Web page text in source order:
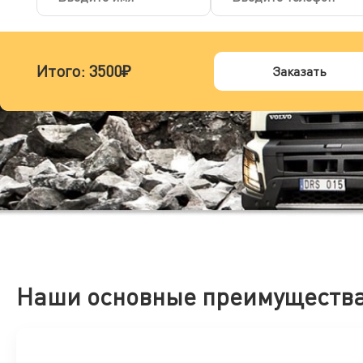
Итого: 3500₽ Заказать
Наши основные